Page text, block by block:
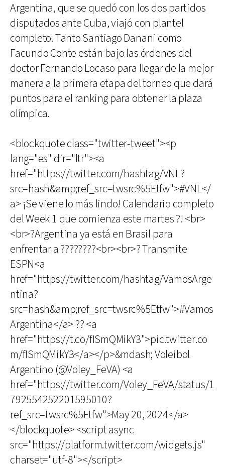
Argentina, que se quedó con los dos partidos
disputados ante Cuba, viajó con plantel
completo. Tanto Santiago Danani como
Facundo Conte están bajo las órdenes del
doctor Fernando Locaso para llegar de la mejor
manera a la primera etapa del torneo que dará
puntos para el ranking para obtener la plaza
olímpica.
<blockquote class="twitter-tweet"><p
lang="es" dir="ltr"><a
href="https://twitter.com/hashtag/VNL?
src=hash&amp;ref_src=twsrc%5Etfw">#VNL</
a> ¡Se viene lo más lindo! Calendario completo
del Week 1 que comienza este martes ?! <br>
<br>?Argentina ya está en Brasil para
enfrentar a ????????<br><br>? Transmite
ESPN<a
href="https://twitter.com/hashtag/VamosArge
ntina?
src=hash&amp;ref_src=twsrc%5Etfw">#Vamos
Argentina</a> ?? <a
href="https://t.co/fISmQMikY3">pic.twitter.co
m/fISmQMikY3</a></p>&mdash; Voleibol
Argentino (@Voley_FeVA) <a
href="https://twitter.com/Voley_FeVA/status/1
792554252201595010?
ref_src=twsrc%5Etfw">May 20, 2024</a>
</blockquote> <script async
src="https://platform.twitter.com/widgets.js"
charset="utf-8"></script>